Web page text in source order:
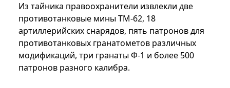
Из тайника правоохранители извлекли две
противотанковые мины ТМ-62, 18
артиллерийских снарядов, пять патронов для
противотанковых гранатометов различных
модификаций, три гранаты Ф-1 и более 500
патронов разного калибра.